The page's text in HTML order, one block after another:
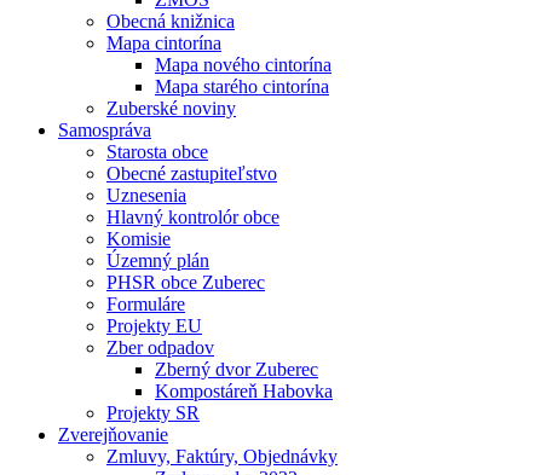
Obecná knižnica
Mapa cintorína
Mapa nového cintorína
Mapa starého cintorína
Zuberské noviny
Samospráva
Starosta obce
Obecné zastupiteľstvo
Uznesenia
Hlavný kontrolór obce
Komisie
Územný plán
PHSR obce Zuberec
Formuláre
Projekty EU
Zber odpadov
Zberný dvor Zuberec
Kompostáreň Habovka
Projekty SR
Zverejňovanie
Zmluvy, Faktúry, Objednávky